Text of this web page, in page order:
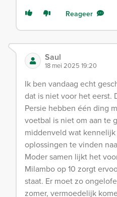
Reageer
Saul
18 mei 2025 19:20
Ik ben vandaag echt
dat is niet voor het eerst.
Persie hebben één ding
voetbal is niet om aan te
middenveld wat
oplossingen te vinden
Moder samen lijkt het
Milambo op 10 zorgt
staat. Er moet zo
zomer, vermoedelijk